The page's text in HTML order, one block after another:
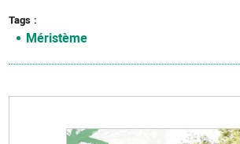
Tags
Méristème